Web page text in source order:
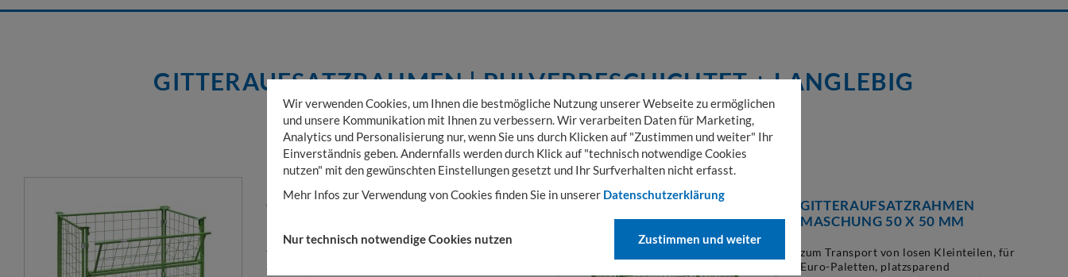
GITTERAUFSATZRAHMEN | PULVERBESCHICHTET + LANGLEBIG
GITTERAUFSATZRAHMEN
für Euro-Paletten, ideal für lose Waren oder
Schüttgut, platzsparend zusammenlegbar, mit
GITTERAUFSATZRAHMEN
MASCHUNG 50 X 50 MM
zum Transport von losen Kleinteilen, für
Euro-Paletten, platzsparend
Wir verwenden Cookies, um Ihnen die bestmögliche Nutzung unserer Webseite zu ermöglichen
und unsere Kommunikation mit Ihnen zu verbessern. Wir verarbeiten Daten für Marketing,
Analytics und Personalisierung nur, wenn Sie uns durch Klicken auf "Zustimmen und weiter" Ihr
Einverständnis geben. Andernfalls werden durch Klick auf "technisch notwendige Cookies
nutzen" mit den gewünschten Einstellungen gesetzt und Ihr Surfverhalten nicht erfasst.
Mehr Infos zur Verwendung von Cookies finden Sie in unserer Datenschutzerklärung
Nur technisch notwendige Cookies nutzen Zustimmen und weiter